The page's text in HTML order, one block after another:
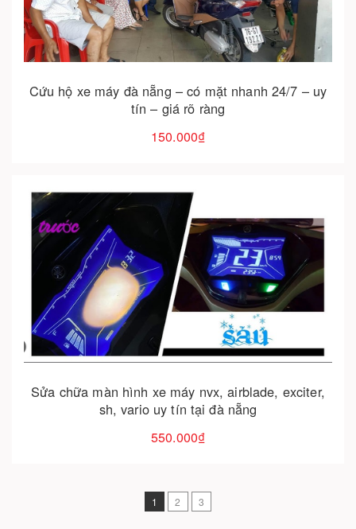
Cứu hộ xe máy đà nẵng – có mặt nhanh 24/7 – uy
tín – giá rõ ràng
150.000₫
Cho vào giỏ hàng
Sửa chữa màn hình xe máy nvx, airblade, exciter,
sh, vario uy tín tại đà nẵng
550.000₫
Cho vào giỏ hàng
1 2 3